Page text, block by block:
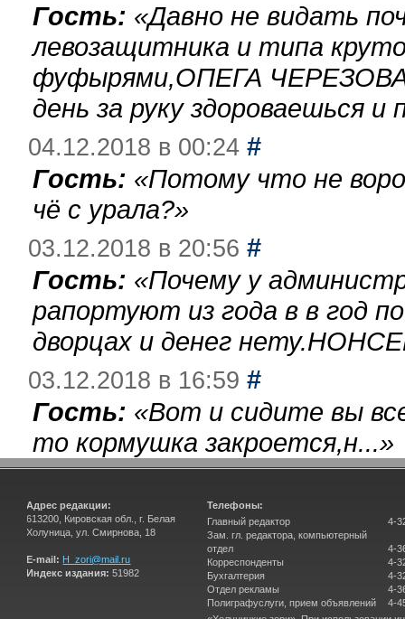
Гость: «Давно не видать
левозащитника и типа
фуфырями,ОПЕГА
день за руку здороваешься
04.12.2018 в 00:24 #
Гость: «Потому что не
чё с урала?»
03.12.2018 в 20:56 #
Гость: «Почему у
рапортуют из года в в год
дворцах и денег
03.12.2018 в 16:59 #
Гость: «Вот и сидите вы
то кормушка закроется,н...»
Адрес редакции:
613200, Кировская обл., г. Белая
Холуница, ул. Смирнова, 18
E-mail: H_zori@mail.ru
Индекс издания: 51982
Телефоны:
Главный редактор
Зам. гл. редактора, компьютерный
отдел
Корреспонденты
Бухгалтерия
Отдел рекламы
Полиграфуслуги, прием объявлений
4-
4-
4-
4-
4-
4-